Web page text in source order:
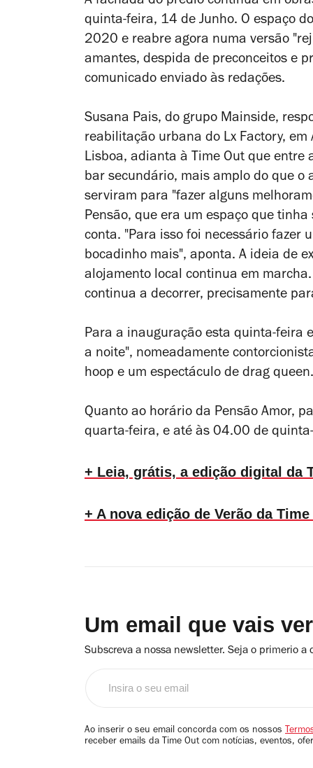
quinta-feira, 14 de Junho. O espaço
2020 e reabre agora numa versão
amantes, despida de preconceitos e
comunicado enviado às redações.
Susana Pais, do grupo Mainside,
reabilitação urbana do Lx Factory,
Lisboa, adianta à Time Out que entre
bar secundário, mais amplo do que o
serviram para "fazer alguns
Pensão, que era um espaço que
conta. "Para isso foi necessário fazer
bocadinho mais", aponta. A ideia de
alojamento local continua em
continua a decorrer, precisamente
Para a inauguração esta quinta-feira
a noite", nomeadamente
hoop e um espectáculo de drag
Quanto ao horário da Pensão Amor,
quarta-feira, e até às 04.00 de
+ Leia, grátis, a edição digital da
+ A nova edição de Verão da
Um email que vais
Subscreva a nossa newsletter. Seja o primerio
email
Ao inserir o seu email concorda com os nossos
receber emails da Time Out com notícias, eventos,